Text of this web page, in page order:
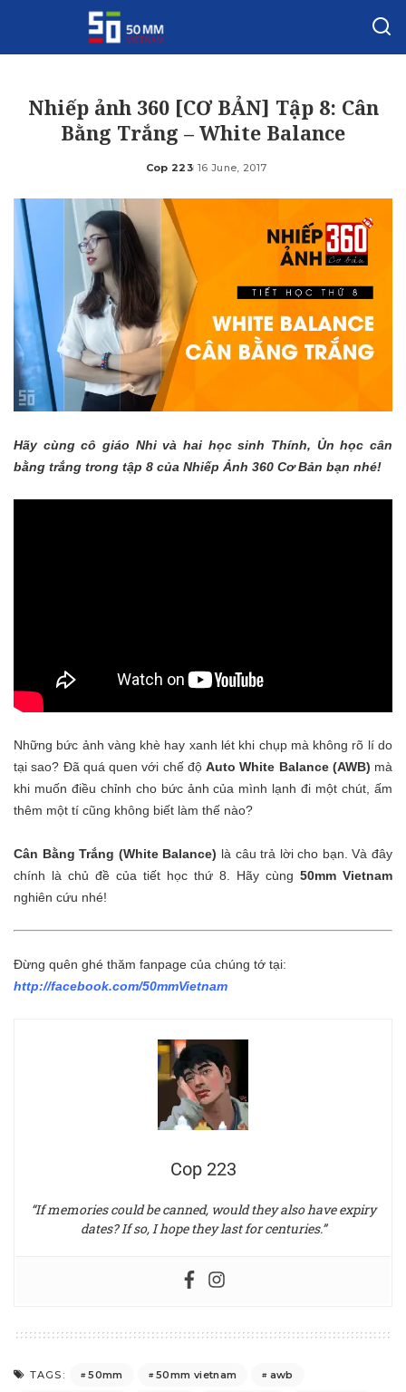
Nhiếp ảnh 360 [CƠ BẢN] Tập 8: Cân
Bằng Trắng – White Balance
Posted
Cop 223 16 June, 2017
Hãy cùng cô giáo Nhi và hai học sinh Thính, Ủn học cân
bằng trắng trong tập 8 của Nhiếp Ảnh 360 Cơ Bản bạn nhé!
Những bức ảnh vàng khè hay xanh lét khi chụp mà không rõ lí do
tại sao? Đã quá quen với chế độ Auto White Balance (AWB) mà
khi muốn điều chỉnh cho bức ảnh của mình lạnh đi một chút, ấm
thêm một tí cũng không biết làm thế nào?
Cân Bằng Trắng (White Balance) là câu trả lời cho bạn. Và đây
chính là chủ đề của tiết học thứ 8. Hãy cùng 50mm Vietnam
nghiên cứu nhé!
Đừng quên ghé thăm fanpage của chúng tớ tại:
http://facebook.com/50mmVietnam
Cop 223
“If memories could be canned, would they also have expiry
dates? If so, I hope they last for centuries.”
TAGS: 50mm 50mm vietnam
awb